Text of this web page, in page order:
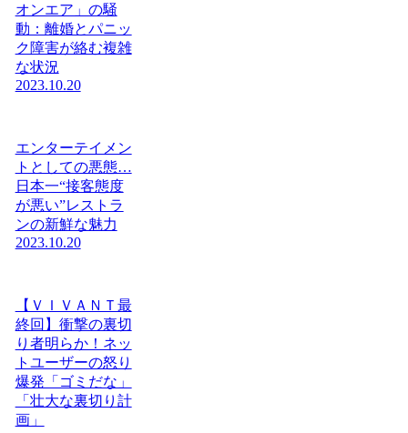
オンエア」の騒
動：離婚とパニッ
ク障害が絡む複雑
な状況
2023.10.20
エンターテイメン
トとしての悪態…
日本一“接客態度
が悪い”レストラ
ンの新鮮な魅力
2023.10.20
【ＶＩＶＡＮＴ最
終回】衝撃の裏切
り者明らか！ネッ
トユーザーの怒り
爆発「ゴミだな」
「壮大な裏切り計
画」